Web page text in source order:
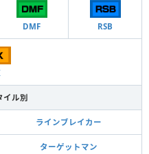
DMF RSB
イル別
ラインブレイカー
ターゲットマン